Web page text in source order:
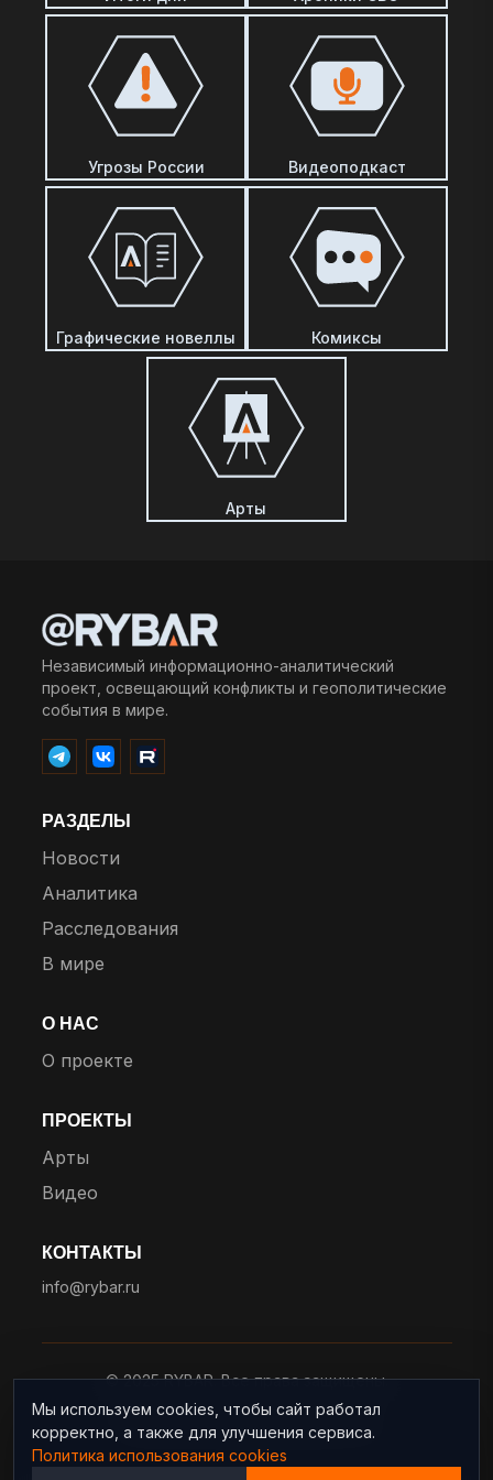
Угрозы России Видеоподкаст
Графические новеллы Комиксы
Арты
Независимый информационно-аналитический
проект, освещающий конфликты и геополитические
события в мире.
РАЗДЕЛЫ
Новости
Аналитика
Расследования
В мире
О НАС
О проекте
ПРОЕКТЫ
Арты
Видео
КОНТАКТЫ
info@rybar.ru
© 2025 RYBAR. Все права защищены.
Политика конфиденциальности
Мы используем cookies, чтобы сайт работал
корректно, а также для улучшения сервиса.
Политика использования cookies